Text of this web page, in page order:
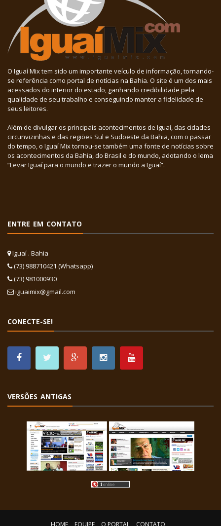
O Iguaí Mix tem sido um importante veículo de informação, tornando-
se referência como portal de notícias na Bahia. O site é um dos mais
acessados do interior do estado, ganhando credibilidade pela
qualidade de seu trabalho e conseguindo manter a fidelidade de
seus leitores.
Além de divulgar os principais acontecimentos de Iguaí, das cidades
circunvizinhas e das regiões Sul e Sudoeste da Bahia, com o passar
do tempo, o Iguaí Mix tornou-se também uma fonte de notícias sobre
os acontecimentos da Bahia, do Brasil e do mundo, adotando o lema
“Levar Iguaí para o mundo e trazer o mundo a Iguaí”.
ENTRE EM CONTATO
Iguaí . Bahia
(73) 988710421 (Whatsapp)
(73) 981000930
iguaimix@gmail.com
CONECTE-SE!
VERSÕES ANTIGAS